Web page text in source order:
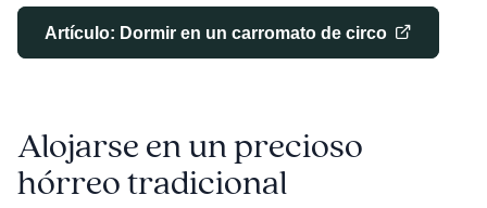
Artículo: Dormir en un carromato de circo
Alojarse en un precioso
hórreo tradicional